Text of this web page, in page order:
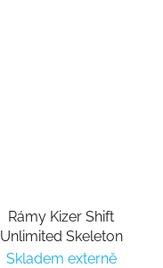
Rámy Kizer Shift
Unlimited Skeleton
Skladem externě